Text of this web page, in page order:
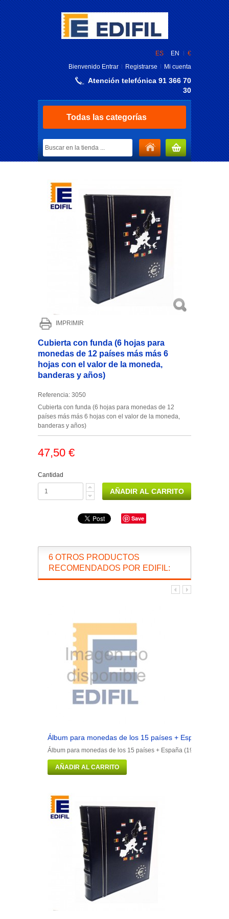
€
ES
EN
BienvenidoEntrar Registrarse Mi cuenta
Atención telefónica 91 366 70
30
Todas las categorías
MI CARRITO
IMPRIMIR
Cubierta con funda (6 hojas para
monedas de 12 países más más 6
hojas con el valor de la moneda,
banderas y años)
Referencia: 3050
Cubierta con funda (6 hojas para monedas de 12
países más más 6 hojas con el valor de la moneda,
banderas y años)
47,50 €
Cantidad
Save
6 OTROS PRODUCTOS
RECOMENDADOS POR EDIFIL:
Álbum para monedas de los 15 países + España
Álbum para monedas de los 15 países + España (1999/2002)
AÑADIR AL CARRITO